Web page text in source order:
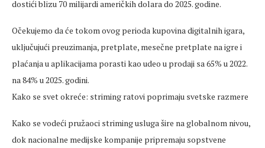
dostići blizu 70 milijardi američkih dolara do 2025. godine.
Očekujemo da će tokom ovog perioda kupovina digitalnih igara,
uključujući preuzimanja, pretplate, mesečne pretplate na igre i
plaćanja u aplikacijama porasti kao udeo u prodaji sa 65% u 2022.
na 84% u 2025. godini.
Kako se svet okreće: striming ratovi poprimaju svetske razmere
Kako se vodeći pružaoci striming usluga šire na globalnom nivou,
dok nacionalne medijske kompanije pripremaju sopstvene